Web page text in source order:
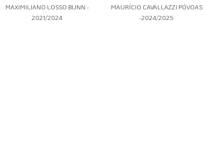
MAXIMILIANO LOSSO BUNN -
2021/2024
MAURÍCIO CAVALLAZZI PÓVOAS
-2024/2025